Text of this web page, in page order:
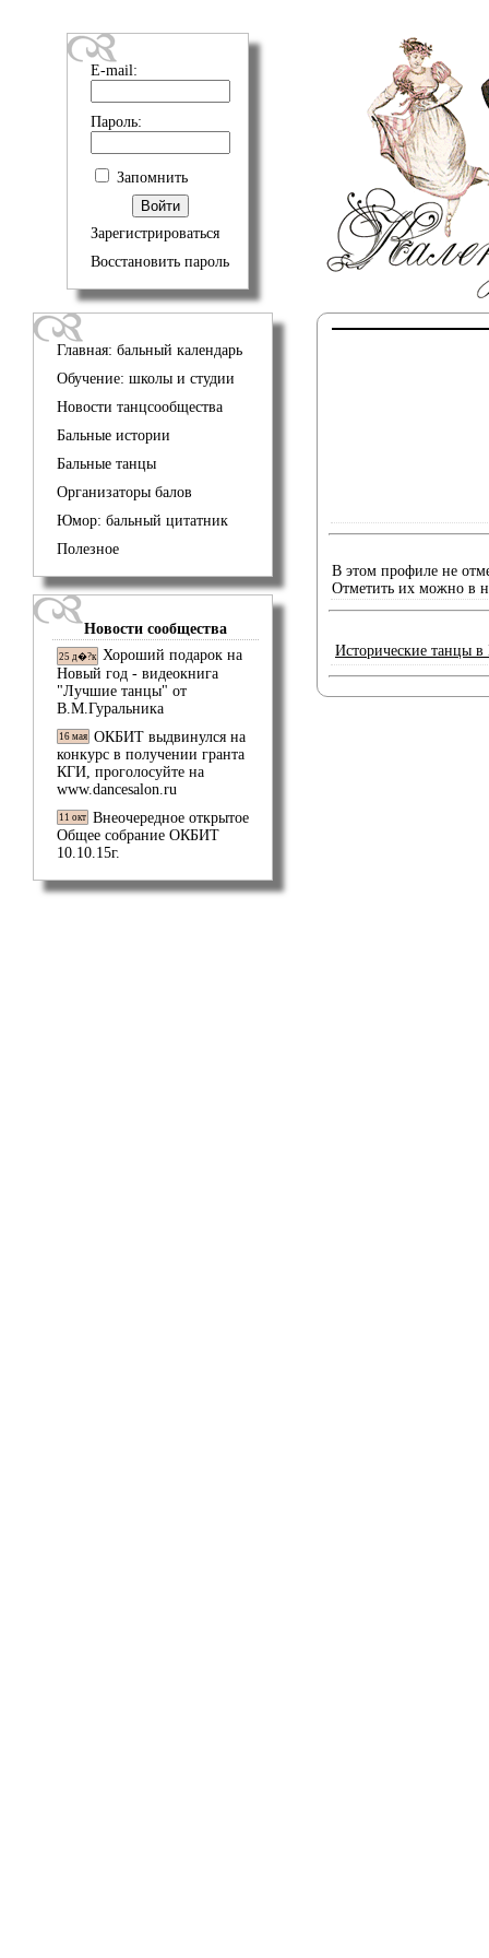
E-mail:
Пароль:
Запомнить
Зарегистрироваться
Восстановить пароль
Главная: бальный календарь
Обучение: школы и студии
Новости танцсообщества
Бальные истории
Бальные танцы
Организаторы балов
Юмор: бальный цитатник
Полезное
Новости сообщества
25 д�?к Хороший подарок на
Новый год - видеокнига
"Лучшие танцы" от
В.М.Гуральника
16 мая ОКБИТ выдвинулся на
конкурс в получении гранта
КГИ, проголосуйте на
www.dancesalon.ru
11 окт Внеочередное открытое
Общее собрание ОКБИТ
10.10.15г.
В этом профиле не
Отметить их можно в
Исторические танцы